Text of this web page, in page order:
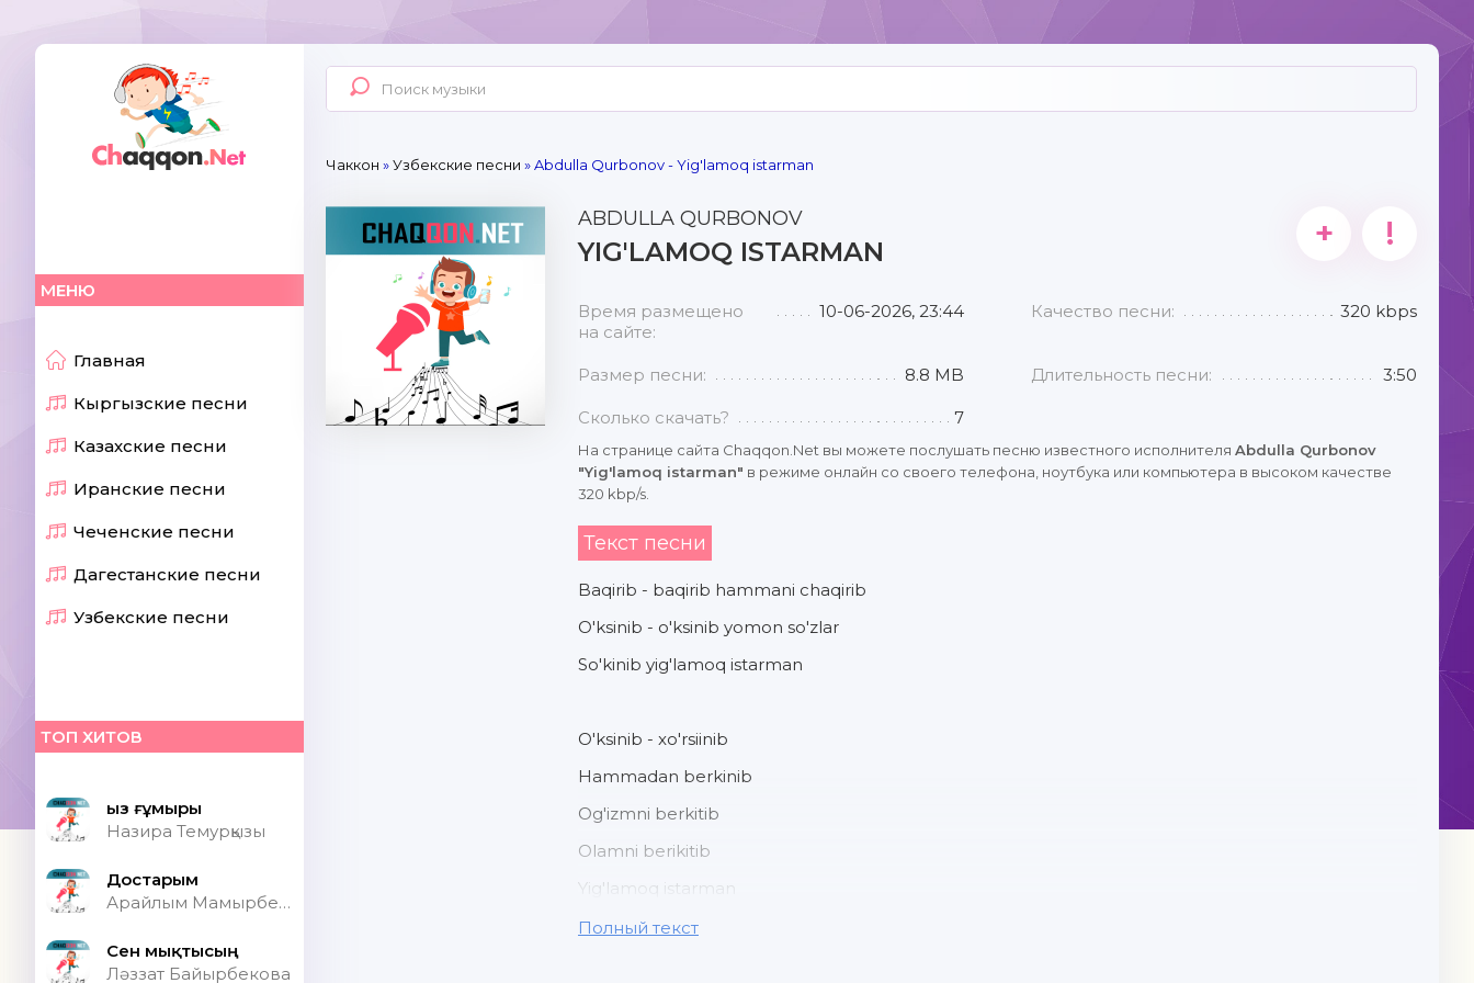
МЕНЮ
Главная
Кыргызские песни
Казахские песни
Иранские песни
Чеченские песни
Дагестанские песни
Узбекские песни
ТОП ХИТОВ
Қыз ғұмыры
Назира Темурқызы
Достарым
Арайлым Мамырбекқызы
Сен мықтысың
Ләззат Байырбекова
Чаккон »Узбекские песни » Abdulla Qurbonov - Yig'lamoq istarman
ABDULLA QURBONOV
YIG'LAMOQ ISTARMAN + !
Время размещено
на сайте:
10-06-2026, 23:44 Качество песни: 320 kbps
Размер песни: 8.8 MB Длительность песни: 3:50
Сколько скачать? 7
На странице сайта Chaqqon.Net вы можете послушать песню известного исполнителя Abdulla Qurbonov
"Yig'lamoq istarman" в режиме онлайн со своего телефона, ноутбука или компьютера в высоком качестве
320 kbp/s.
Текст песни
Baqirib - baqirib hammani chaqirib
O'ksinib - o'ksinib yomon so'zlar
So'kinib yig'lamoq istarman
O'ksinib - xo'rsiinib
Hammadan berkinib
Og'izmni berkitib
Olamni berikitib
Yig'lamoq istarman
Полный текст